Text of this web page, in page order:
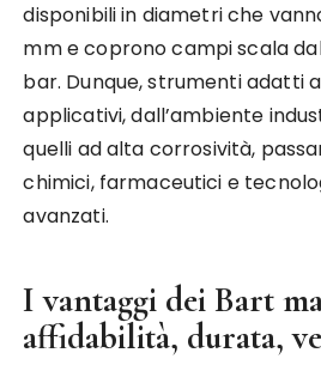
disponibili in diametri che
mm e coprono campi scala
bar. Dunque, strumenti adatti
applicativi, dall’ambiente
quelli ad alta corrosività,
chimici, farmaceutici e
avanzati.
I vantaggi dei Bart
affidabilità, durata,